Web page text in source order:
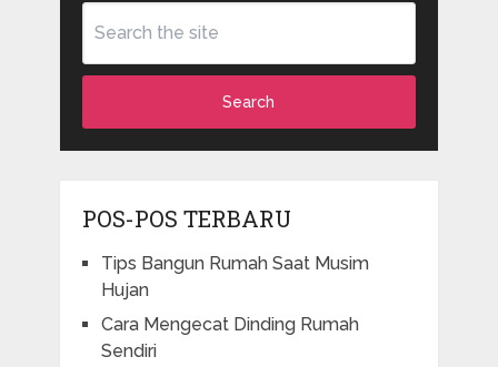
Search
POS-POS TERBARU
Tips Bangun Rumah Saat Musim
Hujan
Cara Mengecat Dinding Rumah
Sendiri